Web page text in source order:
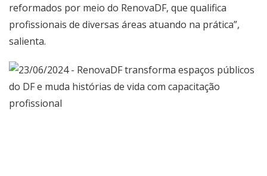
reformados por meio do RenovaDF, que qualifica
profissionais de diversas áreas atuando na prática”,
salienta.